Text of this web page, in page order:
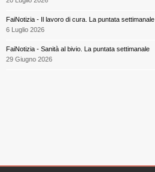
FaiNotizia - Il lavoro di cura. La puntata settimanale
6 Luglio 2026
FaiNotizia - Sanità al bivio. La puntata settimanale
29 Giugno 2026